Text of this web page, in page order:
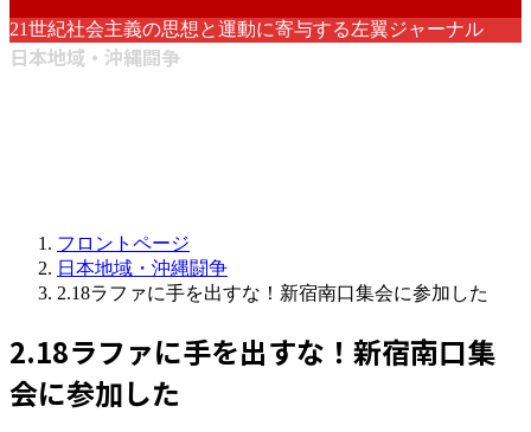
21世紀社会主義の思想と運動に寄与する左翼ジャーナル
日本地域・沖縄闘争
フロントページ
日本地域・沖縄闘争
2.18ラファに手を出すな！新宿南口集会に参加した
2.18ラファに手を出すな！新宿南口集
会に参加した